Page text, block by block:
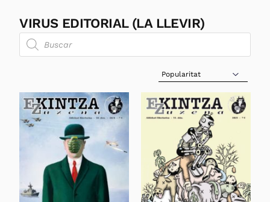
VIRUS EDITORIAL (LA LLEVIR)
Sort Products